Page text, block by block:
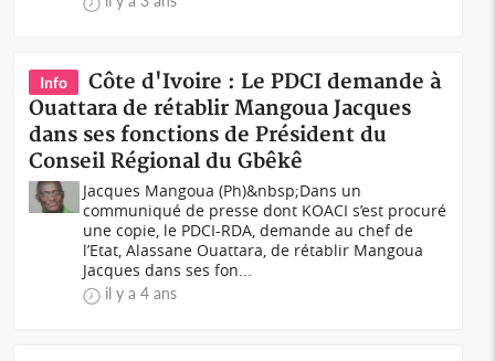
Info
Côte d'Ivoire : Le PDCI demande à
Ouattara de rétablir Mangoua Jacques
dans ses fonctions de Président du
Conseil Régional du Gbêkê
Jacques Mangoua (Ph)&nbsp;Dans un
communiqué de presse dont KOACI s’est procuré
une copie, le PDCI-RDA, demande au chef de
l’Etat, Alassane Ouattara, de rétablir Mangoua
Jacques dans ses fon...
il y a 4 ans